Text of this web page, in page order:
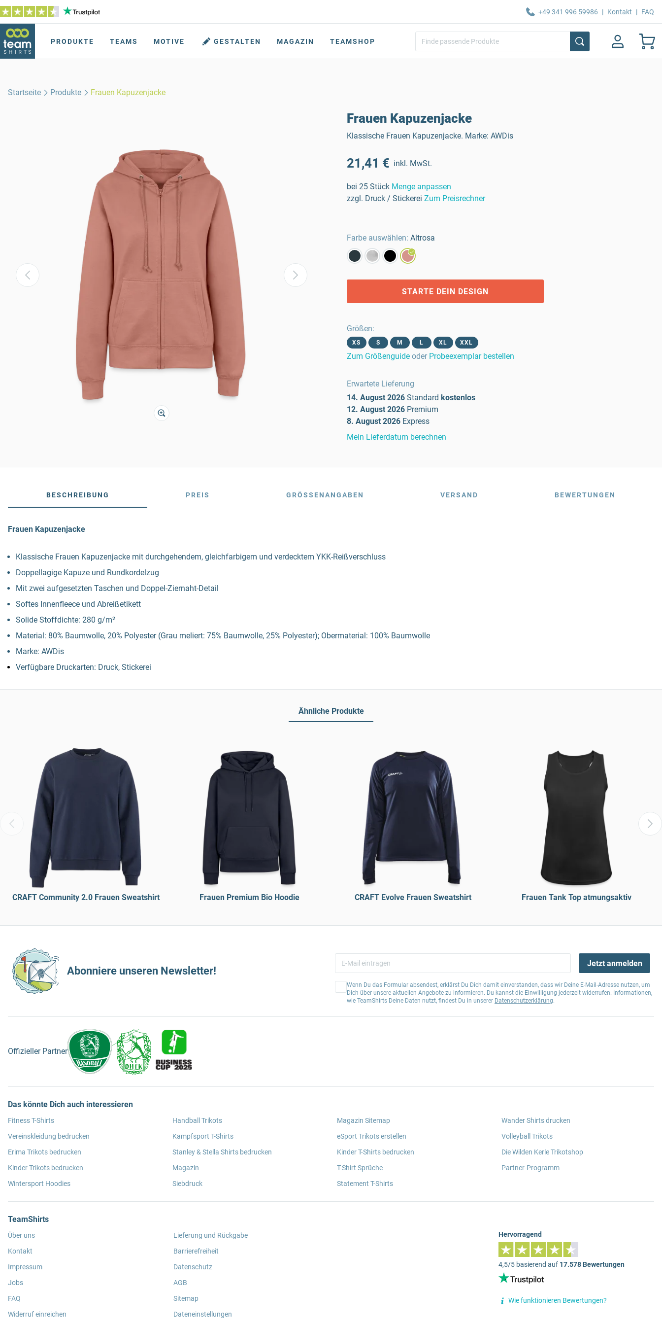
+49 341 996 59986 | Kontakt | FAQ
PRODUKTE TEAMS MOTIVE GESTALTEN MAGAZIN TEAMSHOP
Startseite Produkte Frauen Kapuzenjacke
Frauen Kapuzenjacke
Klassische Frauen Kapuzenjacke. Marke: AWDis
21,41 € inkl. MwSt.
bei 25 Stück Menge anpassen
zzgl. Druck / Stickerei Zum Preisrechner
Farbe auswählen: Altrosa
STARTE DEIN DESIGN
Größen:
XS S M L XL XXL
Zum Größenguide oder Probeexemplar bestellen
Erwartete Lieferung
14. August 2026 Standard kostenlos
12. August 2026 Premium
8. August 2026 Express
Mein Lieferdatum berechnen
BESCHREIBUNG PREIS GRÖSSENANGABEN VERSAND BEWERTUNGEN
Frauen Kapuzenjacke
Klassische Frauen Kapuzenjacke mit durchgehendem, gleichfarbigem und verdecktem YKK-Reißverschluss
Doppellagige Kapuze und Rundkordelzug
Mit zwei aufgesetzten Taschen und Doppel-Ziernaht-Detail
Softes Innenfleece und Abreißetikett
Solide Stoffdichte: 280 g/m²
Material: 80% Baumwolle, 20% Polyester (Grau meliert: 75% Baumwolle, 25% Polyester); Obermaterial: 100% Baumwolle
Marke: AWDis
Verfügbare Druckarten: Druck, Stickerei
Ähnliche Produkte
CRAFT Community 2.0 Frauen Sweatshirt Frauen Premium Bio Hoodie CRAFT Evolve Frauen Sweatshirt Frauen Tank Top atmungsaktiv
Abonniere unseren Newsletter!
Jetzt anmelden
Wenn Du das Formular absendest, erklärst Du Dich damit einverstanden, dass wir Deine E-Mail-Adresse nutzen, um
Dich über unsere aktuellen Angebote zu informieren. Du kannst die Einwilligung jederzeit widerrufen. Informationen,
wie TeamShirts Deine Daten nutzt, findest Du in unserer Datenschutzerklärung.
Offizieller Partner
Das könnte Dich auch interessieren
Fitness T-Shirts
Vereinskleidung bedrucken
Erima Trikots bedrucken
Kinder Trikots bedrucken
Wintersport Hoodies
Handball Trikots
Kampfsport T-Shirts
Stanley & Stella Shirts bedrucken
Magazin
Siebdruck
Magazin Sitemap
eSport Trikots erstellen
Kinder T-Shirts bedrucken
T-Shirt Sprüche
Statement T-Shirts
Wander Shirts drucken
Volleyball Trikots
Die Wilden Kerle Trikotshop
Partner-Programm
TeamShirts
Über uns
Kontakt
Impressum
Jobs
FAQ
Widerruf einreichen
Lieferung und Rückgabe
Barrierefreiheit
Datenschutz
AGB
Sitemap
Dateneinstellungen
Hervorragend
4,5/5 basierend auf 17.578 Bewertungen
Wie funktionieren Bewertungen?